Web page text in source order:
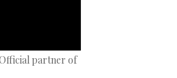
partner of